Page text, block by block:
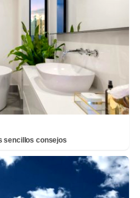
sencillos consejos